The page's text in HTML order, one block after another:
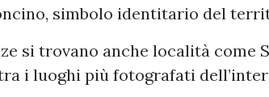
simbolo identitario del
si trovano anche località come
i luoghi più fotografati